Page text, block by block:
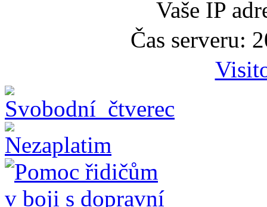
Vaše IP
Čas serveru: